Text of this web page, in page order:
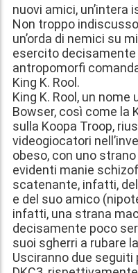
nuovi amici, un’intera
Non troppo
un’orda di nemici su
esercito
antropomorfi
King K. Rool.
King K. Rool, un
Bowser, così come la
sulla Koopa Troop,
videogiocatori
obeso, con uno
evidenti manie
scatenante, infatti,
e del suo amico
infatti, una strana
decisamente poco
suoi sgherri a rubare
Usciranno due seguiti